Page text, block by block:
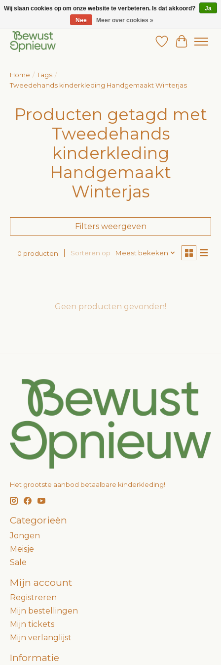
Wij bieden het grootste aanbod in betaalbare kinderkleding!
Verlanglijst
Home / Tags /
Tweedehands kinderkleding Handgemaakt Winterjas
Producten getagd met
Tweedehands
kinderkleding
Handgemaakt
Winterjas
Filters weergeven
0 producten Sorteren op Meest bekeken
Geen producten gevonden!
Het grootste aanbod betaalbare kinderkleding!
Categorieën
Jongen
Meisje
Sale
Mijn account
Registreren
Mijn bestellingen
Mijn tickets
Mijn verlanglijst
Informatie
Wij slaan cookies op om onze website te verbeteren. Is dat akkoord?
Ja
Nee
Meer over cookies »